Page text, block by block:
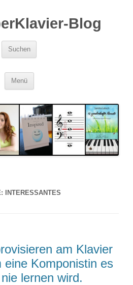
Blog
Menü
INTERESSANTES
am Klavier
eine Komponistin es
lernen wird.